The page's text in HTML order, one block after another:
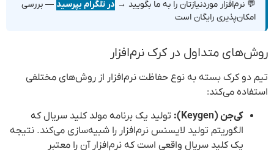
💬 نرم‌افزار موردنیازتان را به ما بگویید → در تلگرام بپرسید — بررسی
امکان‌پذیری رایگان است
روش‌های متداول در کرک نرم‌افزار
تیم دو کرک بسته به نوع حفاظت نرم‌افزار از روش‌های مختلفی
استفاده می‌کند:
کی‌جن (Keygen):
تولید یک برنامه مولد کلید سریال که
الگوریتم تولید لایسنس نرم‌افزار را شبیه‌سازی می‌کند. نتیجه
یک کلید سریال واقعی است که نرم‌افزار آن را معتبر